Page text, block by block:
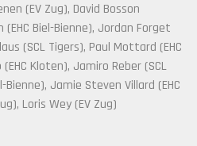
(EV Zug), David Bosson
(EHC Biel-Bienne), Jordan Forget
(SCL Tigers), Paul Mottard (EHC
Kloten), Jamiro Reber (SCL
Bienne), Jamie Steven Villard (EHC
Loris Wey (EV Zug)